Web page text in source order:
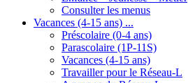
Consulter les menus
Vacances (4-15 ans) ...
Préscolaire (0-4 ans)
Parascolaire (1P-11S)
Vacances (4-15 ans)
Travailler pour le Réseau-L